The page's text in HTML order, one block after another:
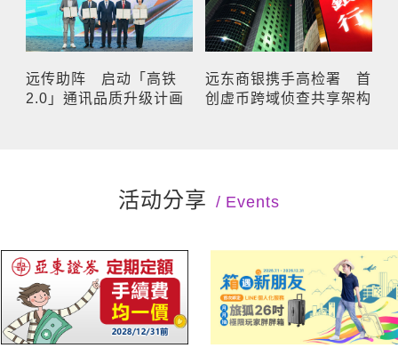
远传助阵 启动「高铁
2.0」通讯品质升级计画
远东商银携手高检署 首
创虚币跨域侦查共享架构
活动分享 Events